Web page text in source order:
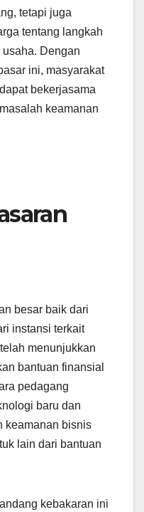
tetapi juga
tentang langkah
Dengan
ini, masyarakat
bekerjasama
keamanan
besar baik dari
instansi terkait
menunjukkan
bantuan finansial
pedagang
baru dan
keamanan bisnis
lain dari bantuan
kebakaran ini